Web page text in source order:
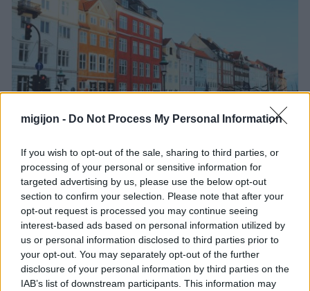
migijon - Do Not Process My Personal Information
If you wish to opt-out of the sale, sharing to third parties, or
processing of your personal or sensitive information for
targeted advertising by us, please use the below opt-out
section to confirm your selection. Please note that after your
opt-out request is processed you may continue seeing
interest-based ads based on personal information utilized by
us or personal information disclosed to third parties prior to
your opt-out. You may separately opt-out of the further
disclosure of your personal information by third parties on the
IAB’s list of downstream participants. This information may
¿De verdad hacen esto?
Costumbres que rompen todos los esquemas